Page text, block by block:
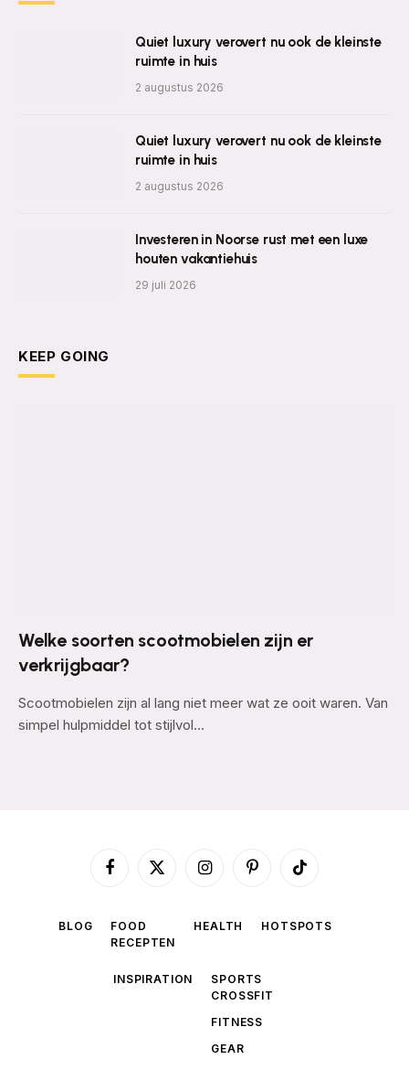
Quiet luxury verovert nu ook de kleinste
ruimte in huis
2 augustus 2026
Quiet luxury verovert nu ook de kleinste
ruimte in huis
2 augustus 2026
Investeren in Noorse rust met een luxe
houten vakantiehuis
29 juli 2026
KEEP GOING
Welke soorten scootmobielen zijn er
verkrijgbaar?
Scootmobielen zijn al lang niet meer wat ze ooit waren. Van
simpel hulpmiddel tot stijlvol…
Facebook
X
InstagramPinterestTikTok
BLOG
FOOD
RECEPTEN
HEALTH HOTSPOTS
INSPIRATION
SPORTS
CROSSFIT
FITNESS
GEAR